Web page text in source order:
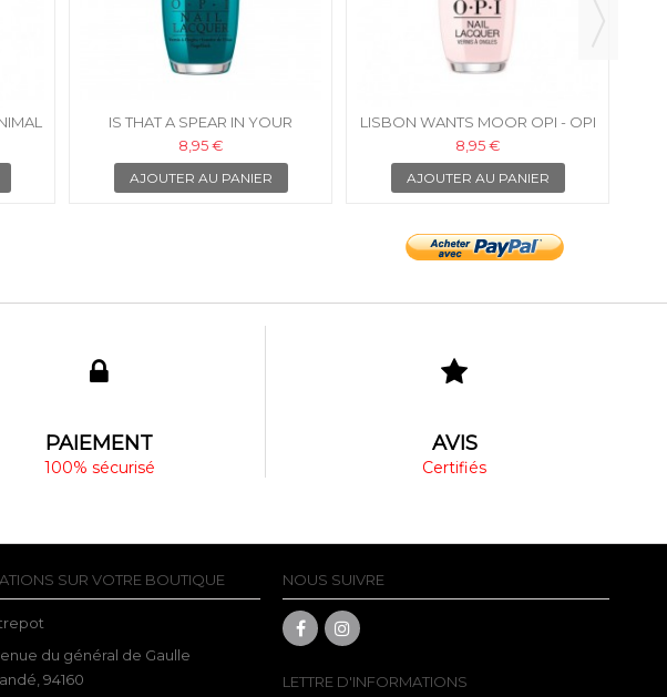
IS THAT A SPEAR IN YOUR
POCKET? - OPI VERNIS À
ONGLES
8,95 €
AJOUTER AU PANIER
LISBON WANTS MOOR OPI - OPI
VERNIS À ONGLES
8,95 €
AJOUTER AU PANIER
PAIEMENT
100% sécurisé
AVIS
Certifiés
SUR VOTRE BOUTIQUE
du général de Gaulle
94160
NOUS SUIVRE
LETTRE D'INFORMATIONS